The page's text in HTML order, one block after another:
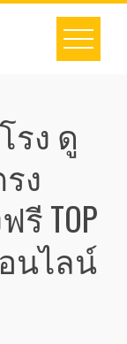
รง ดู
ง
TOP
อนไลน์